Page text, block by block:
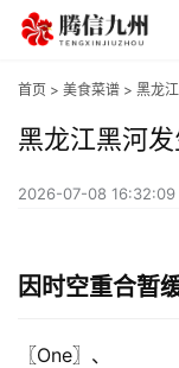
首页 > 美食菜谱 > 黑龙
黑龙江黑河
2026-07-08 16:32:09
因时空重合暂
〖One〗、